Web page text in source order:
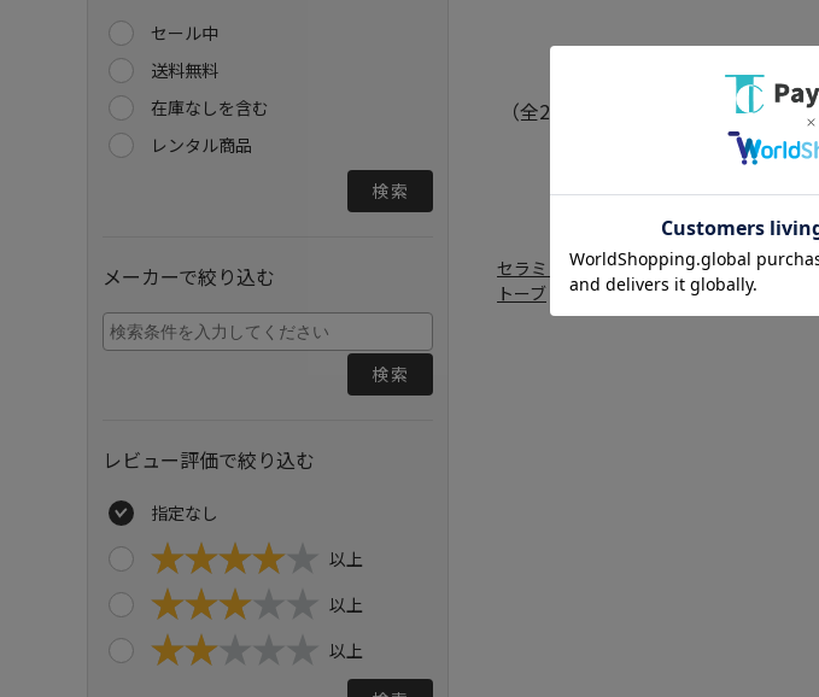
セール中
送料無料
在庫なしを含む
レンタル商品
検索
メーカーで絞り込む
検索
レビュー評価で絞り込む
指定なし
以上
以上
以上
（全2件）
セラミックヒーター・電気ファンヒーター
トーブ
FF式ストーブ・ヒーター